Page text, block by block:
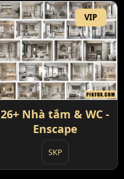
VIP
26+ Nhà tắm & WC -
Enscape
SKP